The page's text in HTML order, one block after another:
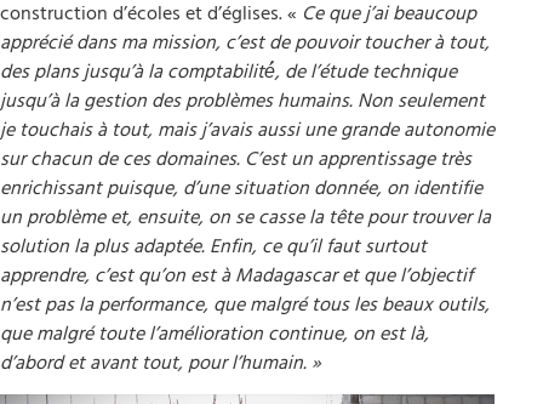
construction d’écoles et d’églises. « Ce que j’ai beaucoup
apprécié dans ma mission, c’est de pouvoir toucher à tout,
des plans jusqu’à la comptabilité́, de l’étude technique
jusqu’à la gestion des problèmes humains. Non seulement
je touchais à tout, mais j’avais aussi une grande autonomie
sur chacun de ces domaines. C’est un apprentissage très
enrichissant puisque, d’une situation donnée, on identifie
un problème et, ensuite, on se casse la tête pour trouver la
solution la plus adaptée. Enfin, ce qu’il faut surtout
apprendre, c’est qu’on est à Madagascar et que l’objectif
n’est pas la performance, que malgré tous les beaux outils,
que malgré toute l’amélioration continue, on est là,
d’abord et avant tout, pour l’humain. »